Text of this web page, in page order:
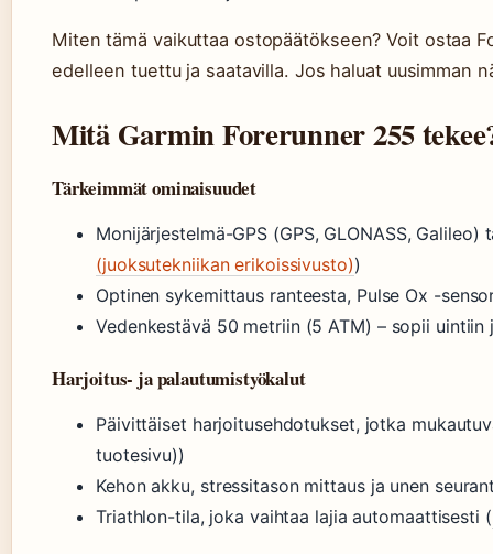
Miten tämä vaikuttaa ostopäätökseen? Voit ostaa
edelleen tuettu ja saatavilla. Jos haluat uusimman
Mitä Garmin Forerunner 255
Tärkeimmät ominaisuudet
Monijärjestelmä-GPS (GPS, GLONASS,
(juoksutekniikan erikoissivusto))
Optinen sykemittaus ranteesta, Pulse Ox -
Vedenkestävä 50 metriin (5 ATM) – sopii
Harjoitus- ja palautumistyökalut
Päivittäiset harjoitusehdotukset, jotka
tuotesivu))
Kehon akku, stressitason mittaus ja unen
Triathlon-tila, joka vaihtaa lajia automaattisesti (